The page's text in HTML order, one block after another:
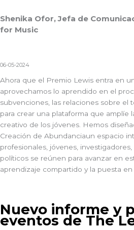
Shenika Ofor, Jefa de
for Music
06-05-2024
Ahora que el Premio Lewis entra en
aprovechamos lo aprendido en el
subvenciones, las relaciones sobre el
para crear una plataforma que amplíe
creativo de los jóvenes. Hemos
Creación de Abundanciaun espacio
profesionales, jóvenes,
políticos se reúnen para avanzar en
aprendizaje compartido y la puesta
Nuevo informe y
eventos de The